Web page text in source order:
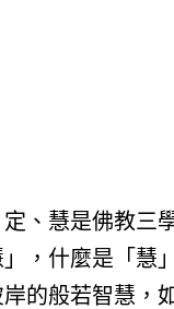
、慧是佛教三
，什麼是「慧
的般若智慧，